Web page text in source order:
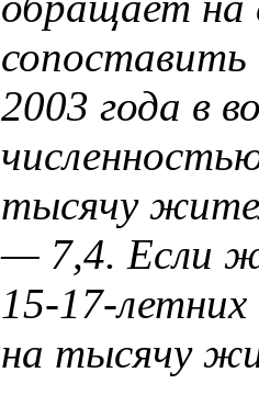
сопоставить
2003 года в
тысячу
— 7,4. Если
15-17-
на тысячу